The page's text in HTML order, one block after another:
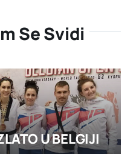
Se Svidi
U BELGIJI